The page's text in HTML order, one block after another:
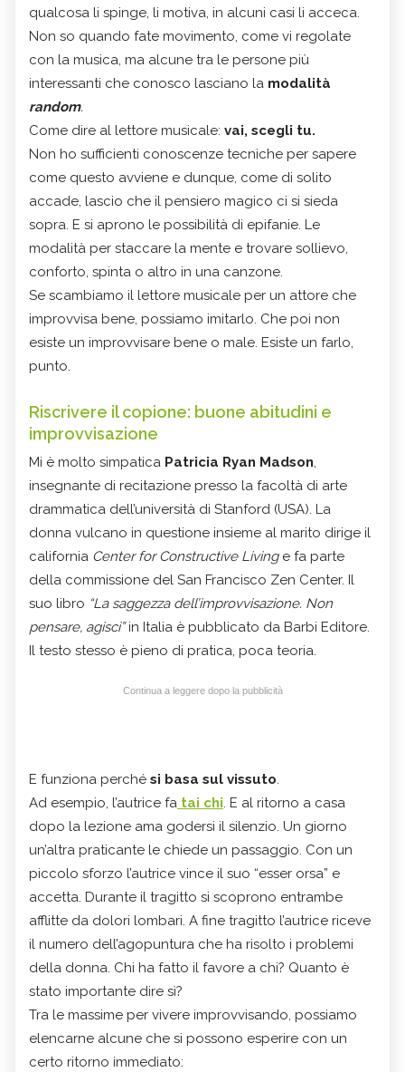
qualcosa li spinge, li motiva, in alcuni casi li acceca.
Non so quando fate movimento, come vi regolate
con la musica, ma alcune tra le persone più
interessanti che conosco lasciano la modalità
random.
Come dire al lettore musicale: vai, scegli tu.
Non ho sufficienti conoscenze tecniche per sapere
come questo avviene e dunque, come di solito
accade, lascio che il pensiero magico ci si sieda
sopra. E si aprono le possibilità di epifanie. Le
modalità per staccare la mente e trovare sollievo,
conforto, spinta o altro in una canzone.
Se scambiamo il lettore musicale per un attore che
improvvisa bene, possiamo imitarlo. Che poi non
esiste un improvvisare bene o male. Esiste un farlo,
punto.
Riscrivere il copione: buone abitudini e
improvvisazione
Mi è molto simpatica Patricia Ryan Madson,
insegnante di recitazione presso la facoltà di arte
drammatica dell’università di Stanford (USA). La
donna vulcano in questione insieme al marito dirige il
california Center for Constructive Livinge fa parte
della commissione del San Francisco Zen Center. Il
suo libro “La saggezza dell’improvvisazione. Non
pensare, agisci”in Italia è pubblicato da Barbi Editore.
Il testo stesso è pieno di pratica, poca teoria.
Continua a leggere dopo la pubblicità
E funziona perché si basa sul vissuto.
Ad esempio, l’autrice fa tai chi. E al ritorno a casa
dopo la lezione ama godersi il silenzio. Un giorno
un’altra praticante le chiede un passaggio. Con un
piccolo sforzo l’autrice vince il suo “esser orsa” e
accetta. Durante il tragitto si scoprono entrambe
afflitte da dolori lombari. A fine tragitto l’autrice riceve
il numero dell’agopuntura che ha risolto i problemi
della donna. Chi ha fatto il favore a chi? Quanto è
stato importante dire sì?
Tra le massime per vivere improvvisando, possiamo
elencarne alcune che si possono esperire con un
certo ritorno immediato: